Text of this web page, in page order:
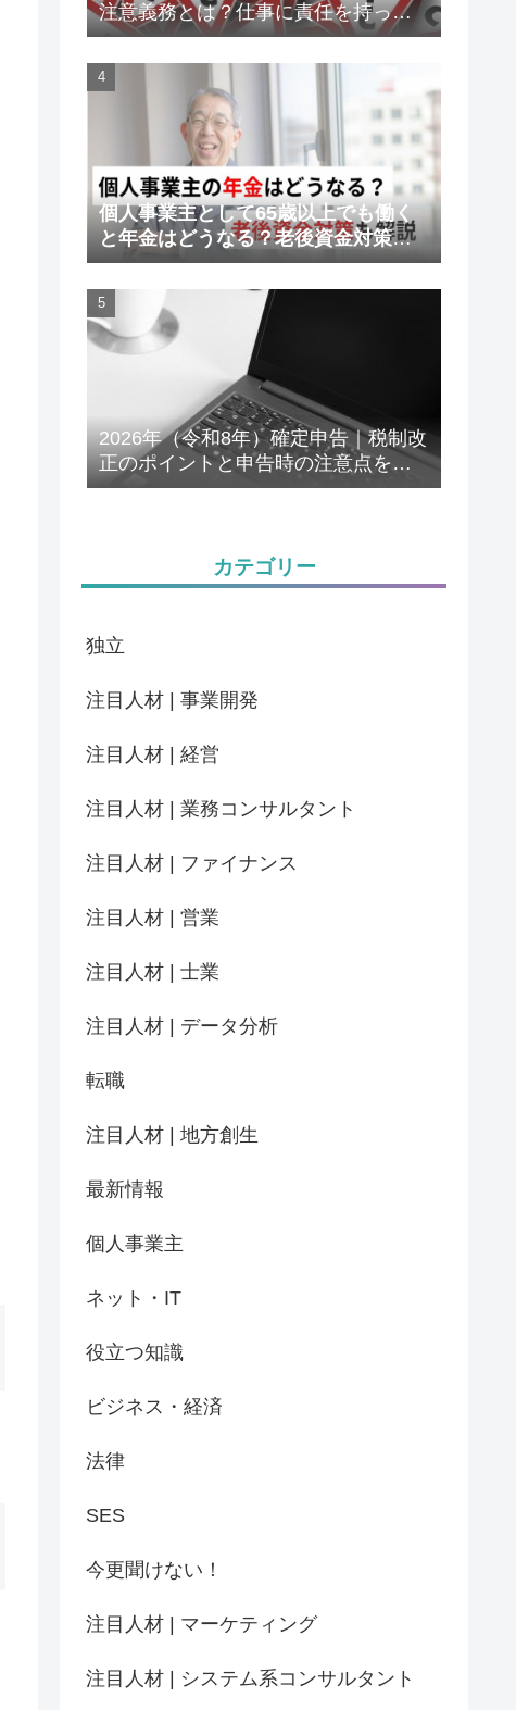
注意義務とは？仕事に責任を持って
トラブルを未然に防ごう！
個人事業主として65歳以上でも働く
と年金はどうなる？老後資金対策も
解説
2026年（令和8年）確定申告｜税制改
正のポイントと申告時の注意点をわ
かりやすく解説
カテゴリー
独立
注目人材 | 事業開発
注目人材 | 経営
注目人材 | 業務コンサルタント
注目人材 | ファイナンス
注目人材 | 営業
注目人材 | 士業
注目人材 | データ分析
転職
注目人材 | 地方創生
最新情報
個人事業主
ネット・IT
役立つ知識
ビジネス・経済
法律
SES
今更聞けない！
注目人材 | マーケティング
注目人材 | システム系コンサルタント